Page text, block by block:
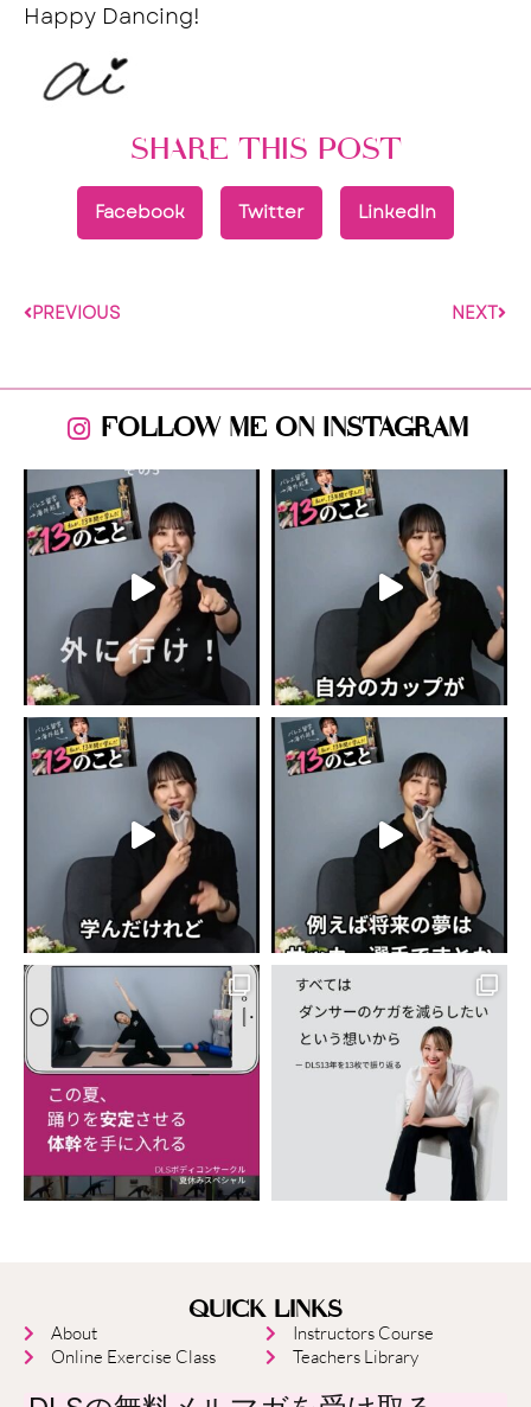
Happy Dancing!
SHARE THIS POST
Facebook Twitter LinkedIn
PREVIOUS NEXT
FOLLOW ME ON INSTAGRAM
QUICK LINKS
About
Online Exercise Class
Instructors Course
Teachers Library